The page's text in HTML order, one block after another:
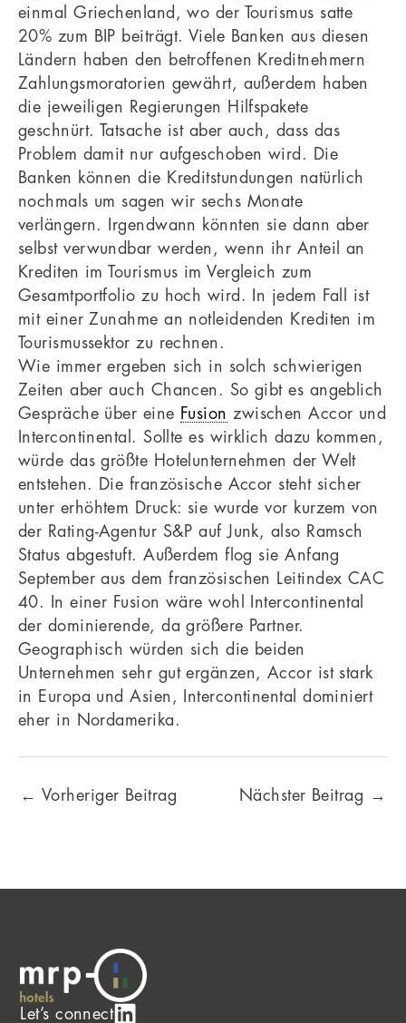
einmal Griechenland, wo der Tourismus satte
20% zum BIP beiträgt. Viele Banken aus diesen
Ländern haben den betroffenen Kreditnehmern
Zahlungsmoratorien gewährt, außerdem haben
die jeweiligen Regierungen Hilfspakete
geschnürt. Tatsache ist aber auch, dass das
Problem damit nur aufgeschoben wird. Die
Banken können die Kreditstundungen natürlich
nochmals um sagen wir sechs Monate
verlängern. Irgendwann könnten sie dann aber
selbst verwundbar werden, wenn ihr Anteil an
Krediten im Tourismus im Vergleich zum
Gesamtportfolio zu hoch wird. In jedem Fall ist
mit einer Zunahme an notleidenden Krediten im
Tourismussektor zu rechnen.
Wie immer ergeben sich in solch schwierigen
Zeiten aber auch Chancen. So gibt es angeblich
Gespräche über eine Fusion zwischen Accor und
Intercontinental. Sollte es wirklich dazu kommen,
würde das größte Hotelunternehmen der Welt
entstehen. Die französische Accor steht sicher
unter erhöhtem Druck: sie wurde vor kurzem von
der Rating-Agentur S&P auf Junk, also Ramsch
Status abgestuft. Außerdem flog sie Anfang
September aus dem französischen Leitindex CAC
40. In einer Fusion wäre wohl Intercontinental
der dominierende, da größere Partner.
Geographisch würden sich die beiden
Unternehmen sehr gut ergänzen, Accor ist stark
in Europa und Asien, Intercontinental dominiert
eher in Nordamerika.
← Vorheriger Beitrag Nächster Beitrag →
Let’s connect